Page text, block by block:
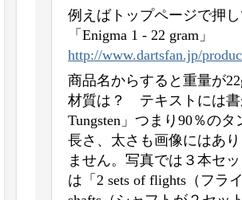
例えばトップページで押
「Enigma 1 - 22 gram」
http://www.dartsfan.jp/
商品名からすると重量が
材質は？ テキストには書
Tungsten」つまり90％の
長さ、太さも画像にはあ
ません。写真では３本セ
は「2 sets of flights（フラ